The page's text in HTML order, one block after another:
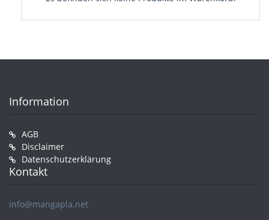
Information
AGB
Disclaimer
Datenschutzerklärung
Kontakt
info@mangapla.net